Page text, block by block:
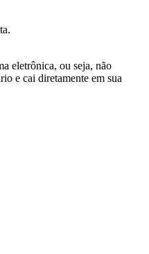
eletrônica, ou seja, não
e cai diretamente em sua